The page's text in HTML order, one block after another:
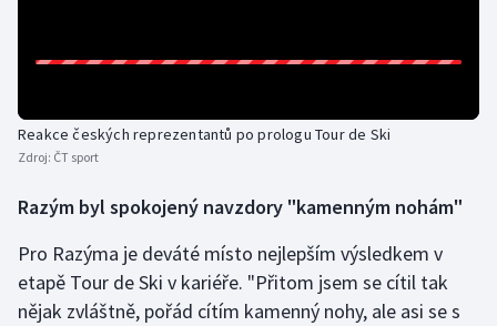
Reakce českých reprezentantů po prologu Tour de Ski
Zdroj: ČT sport
Razým byl spokojený navzdory "kamenným nohám"
Pro Razýma je deváté místo nejlepším výsledkem v
etapě Tour de Ski v kariéře. "Přitom jsem se cítil tak
nějak zvláštně, pořád cítím kamenný nohy, ale asi se s